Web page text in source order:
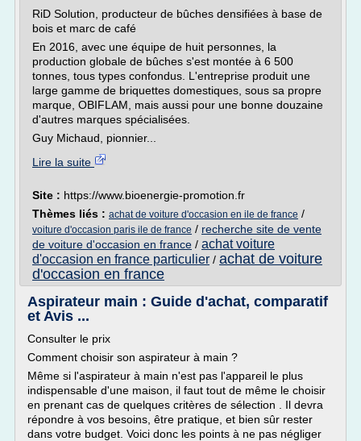
RiD Solution, producteur de bûches densifiées à base de
bois et marc de café
En 2016, avec une équipe de huit personnes, la
production globale de bûches s'est montée à 6 500
tonnes, tous types confondus. L'entreprise produit une
large gamme de briquettes domestiques, sous sa propre
marque, OBIFLAM, mais aussi pour une bonne douzaine
d'autres marques spécialisées.
Guy Michaud, pionnier...
Lire la suite
Site : https://www.bioenergie-promotion.fr
Thèmes liés : achat de voiture d'occasion en ile de france /
voiture d'occasion paris ile de france / recherche site de vente
de voiture d'occasion en france / achat voiture
d'occasion en france particulier / achat de voiture
d'occasion en france
Aspirateur main : Guide d'achat, comparatif
et Avis ...
Consulter le prix
Comment choisir son aspirateur à main ?
Même si l'aspirateur à main n'est pas l'appareil le plus
indispensable d'une maison, il faut tout de même le choisir
en prenant cas de quelques critères de sélection . Il devra
répondre à vos besoins, être pratique, et bien sûr rester
dans votre budget. Voici donc les points à ne pas négliger